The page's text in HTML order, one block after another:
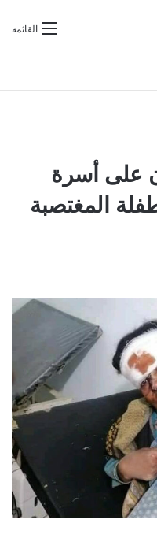
القائمةبحث عن
على أسرة
المغتصبة